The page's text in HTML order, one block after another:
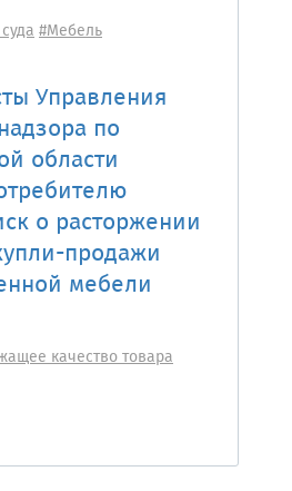
#Мебель
Управления
по
области
о расторжении
продажи
мебели
качество товара